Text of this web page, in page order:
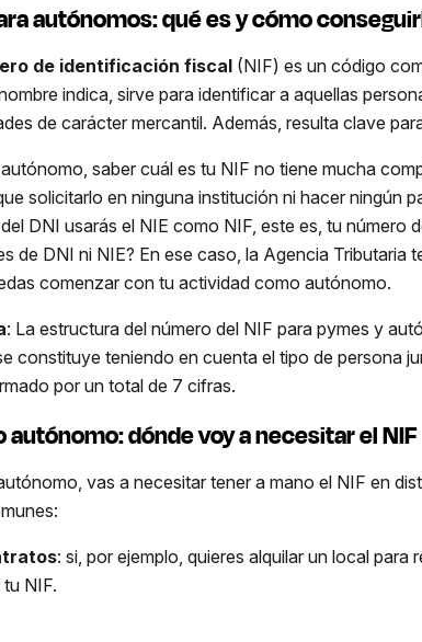
autónomos: qué es y cómo
de identificación fiscal (NIF) es un código
indica, sirve para identificar a aquellas
de carácter mercantil. Además, resulta clave
saber cuál es tu NIF no tiene mucha
solicitarlo en ninguna institución ni hacer ningún
DNI usarás el NIE como NIF, este es, tu número
de DNI ni NIE? En ese caso, la Agencia
comenzar con tu actividad como autónomo.
: La estructura del número del NIF para pymes y
constituye teniendo en cuenta el tipo de persona
por un total de 7 cifras.
autónomo: dónde voy a necesitar el NIF
vas a necesitar tener a mano el NIF en
: si, por ejemplo, quieres alquilar un local
NIF.